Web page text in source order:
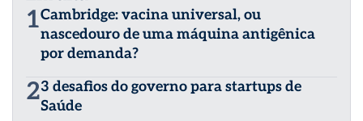
1Cambridge: vacina universal, ou
nascedouro de uma máquina antigênica
por demanda?
23 desafios do governo para startups de
Saúde